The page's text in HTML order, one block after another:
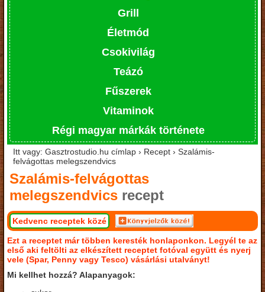
Grill
Életmód
Csokivilág
Teázó
Fűszerek
Vitaminok
Régi magyar márkák története
Itt vagy: Gasztrostudio.hu címlap › Recept › Szalámis-
felvágottas melegszendvics
Szalámis-felvágottas
melegszendvics recept
Kedvenc receptek közé
Ezt a receptet már többen keresték honlaponkon. Legyél te az
első aki feltölti az elkészített receptet fotóval együtt és nyerj
vele (Spar, Penny vagy Tesco) vásárlási utalványt!
Mi kellhet hozzá? Alapanyagok: